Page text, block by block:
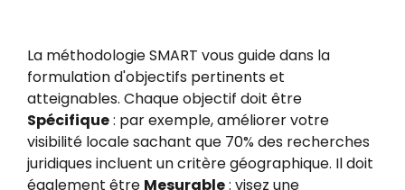
La méthodologie SMART vous guide dans la
formulation d'objectifs pertinents et
atteignables. Chaque objectif doit être
Spécifique: par exemple, améliorer votre
visibilité locale sachant que 70% des recherches
juridiques incluent un critère géographique. Il doit
également être Mesurable: visez une